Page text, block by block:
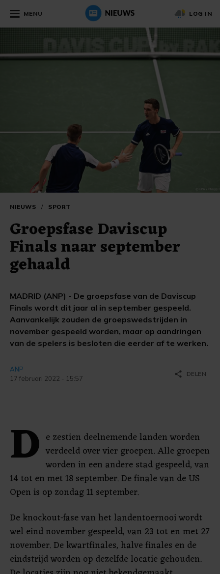
MENU LOG IN
NIEUWS / SPORT
Groepsfase Daviscup
Finals naar september
gehaald
MADRID (ANP) - De groepsfase van de Daviscup
Finals wordt dit jaar al in september gespeeld.
Aanvankelijk zouden de groepswedstrijden in
november gespeeld worden, maar op aandringen
van de spelers is besloten die eerder af te werken.
ANP
17 februari 2022 - 15:57
share DELEN
D e zestien deelnemende landen worden
verdeeld over vier groepen. Alle groepen
worden in een andere stad gespeeld, van
14 tot en met 18 september. De finale van de US
Open is op zondag 11 september.
De knockout-fase van het landentoernooi wordt
wel eind november gespeeld, van 23 tot en met 27
november. De kwartfinales, halve finales en de
eindstrijd worden op dezelfde locatie gehouden.